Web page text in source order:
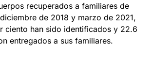
recuperados a familiares de
de 2018 y marzo de 2021,
ciento han sido identificados y 22.6
entregados a sus familiares.